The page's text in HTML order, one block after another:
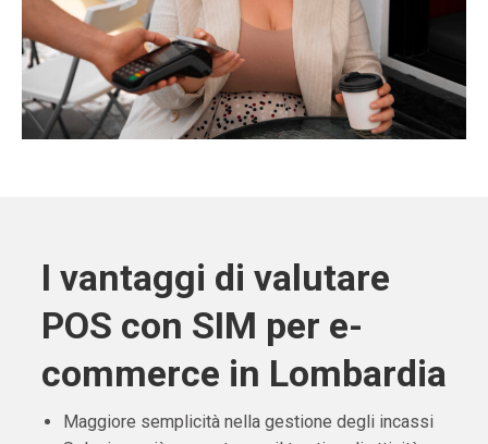
I vantaggi di valutare
POS con SIM per e-
commerce in Lombardia
Maggiore semplicità nella gestione degli incassi